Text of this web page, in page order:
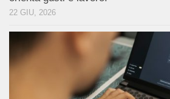
22 GIU, 2026